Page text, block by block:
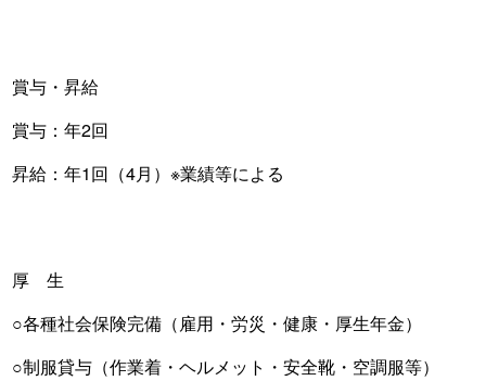
賞与・昇給
賞与：年2回
昇給：年1回（4月）※業績等による
厚 生
○各種社会保険完備（雇用・労災・健康・厚生年金）
○制服貸与（作業着・ヘルメット・安全靴・空調服等）